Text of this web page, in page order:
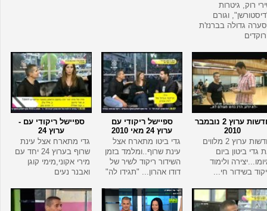
רוק, גיטרות
וגורם
גדולה בברנז'ת
חדשות ערוץ 2 נובמבר
2010
חדשות ערוץ 2 מלווים
גדי ביטון ביום
ולימוד
בשידור חי...
ספיישל ריקודי עם
ערוץ 24 מאי 2010
גדי ביטו מתארח אצל
עינת שרוף..ומלמד בזמן
השידור ריקוד לשיר של
דודו אהרון... "תגידו לה"
ספיישל ריקודי עם -
ערוץ 24
גדי מתארח אצל עינת
שרוף בערוץ 24 יחד עם
מירי אקוני,מימי קוגן
ואבנר נעים